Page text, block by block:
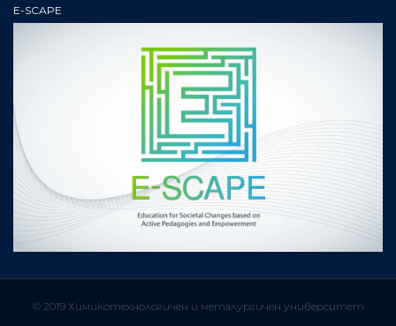
E-SCAPE
© 2019 Химикотехнологичен и металургичен университет